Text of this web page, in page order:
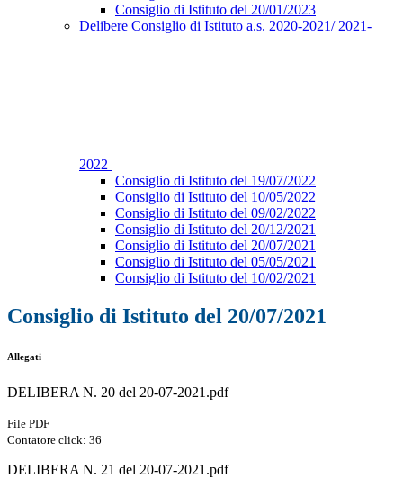
Consiglio di Istituto del 20/01/2023
Delibere Consiglio di Istituto a.s. 2020-2021/ 2021-
2022
Consiglio di Istituto del 19/07/2022
Consiglio di Istituto del 10/05/2022
Consiglio di Istituto del 09/02/2022
Consiglio di Istituto del 20/12/2021
Consiglio di Istituto del 20/07/2021
Consiglio di Istituto del 05/05/2021
Consiglio di Istituto del 10/02/2021
Consiglio di Istituto del 20/07/2021
Allegati
DELIBERA N. 20 del 20-07-2021.pdf
File PDF
Contatore click: 36
DELIBERA N. 21 del 20-07-2021.pdf